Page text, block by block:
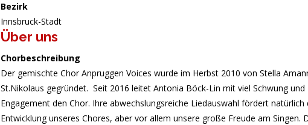
Bezirk
Innsbruck-Stadt
Über uns
Chorbeschreibung
Der gemischte Chor Anpruggen Voices wurde im Herbst 2010 von Stella
St.Nikolaus gegründet. Seit 2016 leitet Antonia Böck-Lin mit viel Schwung und
Engagement den Chor. Ihre abwechslungsreiche Liedauswahl fördert natürlich
Entwicklung unseres Chores, aber vor allem unsere große Freude am Singen.